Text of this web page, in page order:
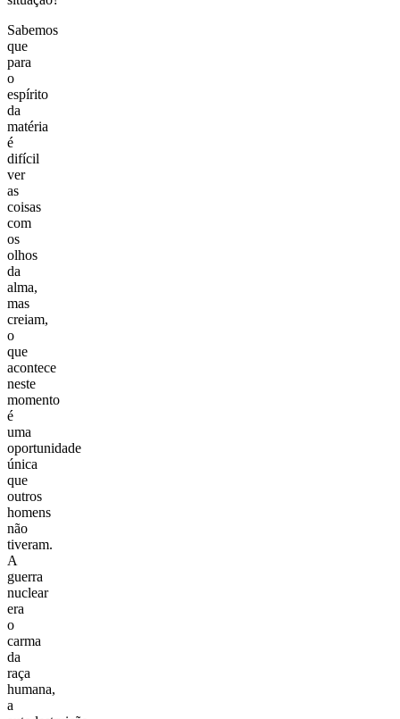
Sabemos
que
para
o
espírito
da
matéria
é
difícil
ver
as
coisas
com
os
olhos
da
alma,
mas
creiam,
o
que
acontece
neste
momento
é
uma
oportunidade
única
que
outros
homens
não
tiveram.
A
guerra
nuclear
era
o
carma
da
raça
humana,
a